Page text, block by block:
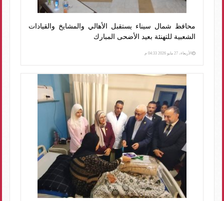
محافظ شمال سيناء يستقبل الأهالي والمشايخ والقيادات
الشعبية للتهنئة بعيد الأضحى المبارك
الأربعاء، 27 مايو 2026 04:33 م